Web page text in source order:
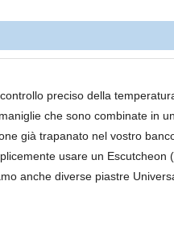
preciso della
che sono combinate in
già trapanato nel vostro
usare un
anche diverse piastre